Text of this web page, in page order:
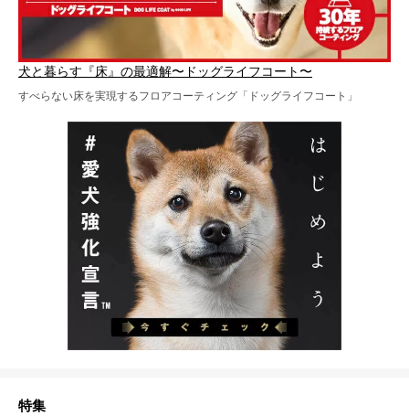
犬と暮らす『床』の最適解〜ドッグライフコート〜
すべらない床を実現するフロアコーティング「ドッグライフコート」
特集